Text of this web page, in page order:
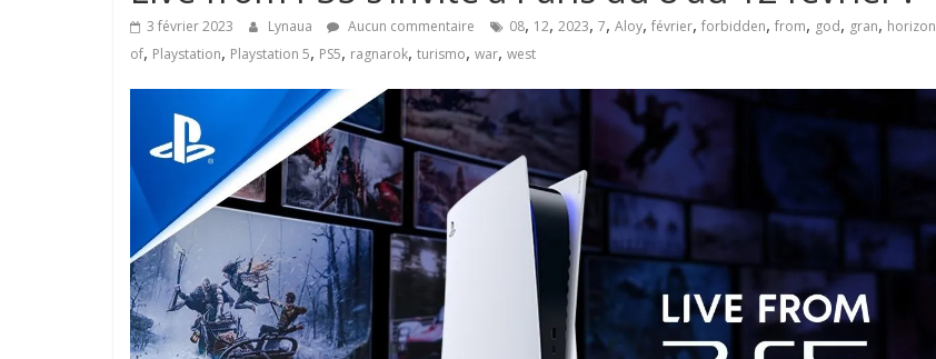
3 février 2023 Lynaua Aucun commentaire 08, 12, 2023, 7, Aloy, février, forbidden, from, god, gran, horizon
of, Playstation, Playstation 5, PS5, ragnarok, turismo, war, west